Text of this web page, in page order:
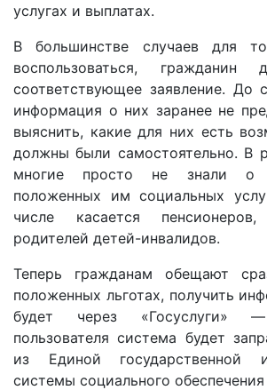
услугах и выплатах.
В большинстве случаев для
воспользоваться, гражданин
соответствующее заявление. До
информация о них заранее не
выяснить, какие для них есть
должны были самостоятельно. В
многие просто не знали о
положенных им социальных
числе касается
родителей детей-инвалидов.
Теперь гражданам обещают
положенных льготах, получить
будет через «Госуслуги»
пользователя система будет
из Единой государственной
системы социального